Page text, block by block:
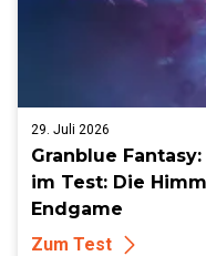
29. Juli 2026
Granblue
im Test: Die
Endgame
Zum Test